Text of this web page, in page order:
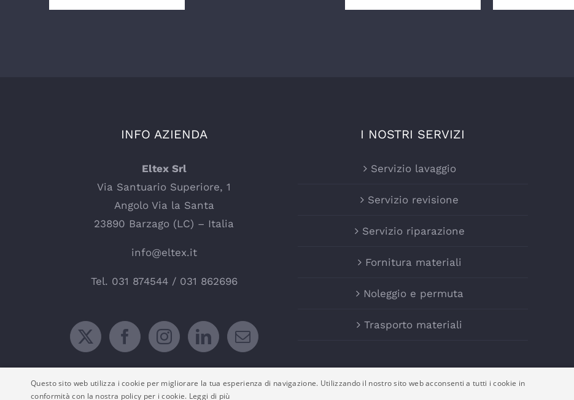
INFO AZIENDA
Eltex Srl
Via Santuario Superiore, 1
Angolo Via la Santa
23890 Barzago (LC) – Italia
info@eltex.it
Tel. 031 874544/ 031 862696
I NOSTRI SERVIZI
Servizio lavaggio
Servizio revisione
Servizio riparazione
Fornitura materiali
Noleggio e permuta
Trasporto materiali
Questo sito web utilizza i cookie per migliorare la tua esperienza di navigazione. Utilizzando il nostro sito web acconsenti a tutti i cookie in
conformità con la nostra policy per i cookie. Leggi di più